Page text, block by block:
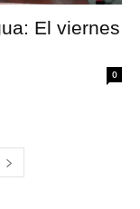
El viernes
0